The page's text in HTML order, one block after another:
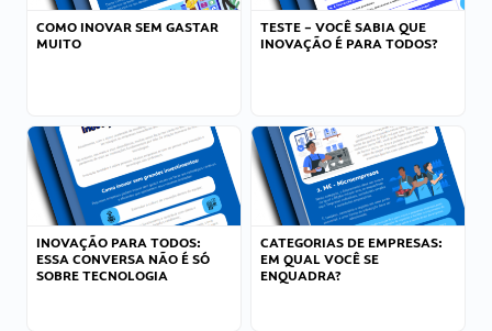
COMO INOVAR SEM GASTAR
MUITO
TESTE – VOCÊ SABIA QUE
INOVAÇÃO É PARA TODOS?
INOVAÇÃO PARA TODOS:
ESSA CONVERSA NÃO É SÓ
SOBRE TECNOLOGIA
CATEGORIAS DE EMPRESAS:
EM QUAL VOCÊ SE
ENQUADRA?